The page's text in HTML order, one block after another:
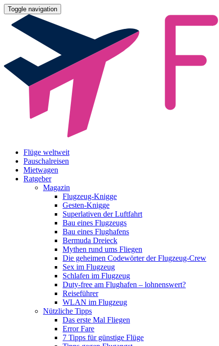
Toggle navigation
Flüge weltweit
Pauschalreisen
Mietwagen
Ratgeber
Magazin
Flugzeug-Knigge
Gesten-Knigge
Superlativen der Luftfahrt
Bau eines Flugzeugs
Bau eines Flughafens
Bermuda Dreieck
Mythen rund ums Fliegen
Die geheimen Codewörter der Flugzeug-Crew
Sex im Flugzeug
Schlafen im Flugzeug
Duty-free am Flughafen – lohnenswert?
Reiseführer
WLAN im Flugzeug
Nützliche Tipps
Das erste Mal Fliegen
Error Fare
7 Tipps für günstige Flüge